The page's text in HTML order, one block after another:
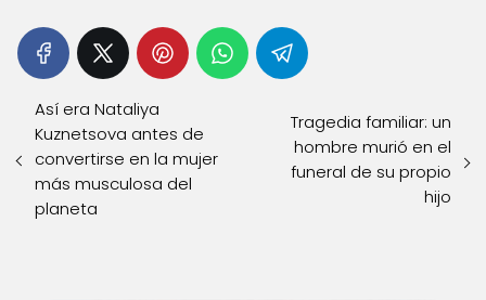
Así era Nataliya
Kuznetsova antes de
convertirse en la mujer
más musculosa del
planeta
Tragedia familiar: un
hombre murió en el
funeral de su propio
hijo